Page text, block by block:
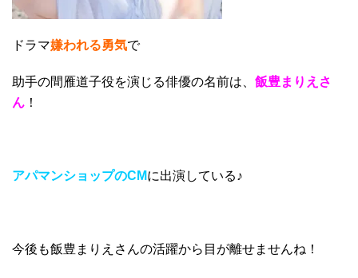
ドラマ嫌われる勇気で
助手の間雁道子役を演じる俳優の名前は、 飯豊まりえさ
ん ！
アパマンショップのCMに出演している♪
今後も飯豊まりえさんの活躍から目が離せませんね！